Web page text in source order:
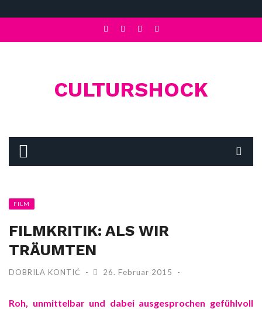
CULTURSHOCK
FILM
FILMKRITIK: ALS WIR
TRÄUMTEN
DOBRILA KONTIĆ 26. Februar 2015
Roh, unmittelbar und dabei ausgesprochen gefühlvoll